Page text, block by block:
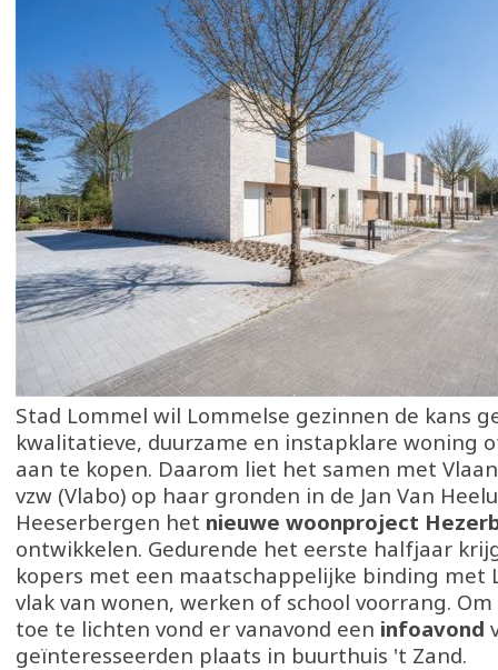
Stad Lommel wil Lommelse gezinnen de kans
kwalitatieve, duurzame en instapklare woning
aan te kopen. Daarom liet het samen met
vzw (Vlabo) op haar gronden in de Jan Van
Heeserbergen het nieuwe woonproject
ontwikkelen. Gedurende het eerste halfjaar
kopers met een maatschappelijke binding met
vlak van wonen, werken of school voorrang.
toe te lichten vond er vanavond een infoavond
geïnteresseerden plaats in buurthuis 't Zand.